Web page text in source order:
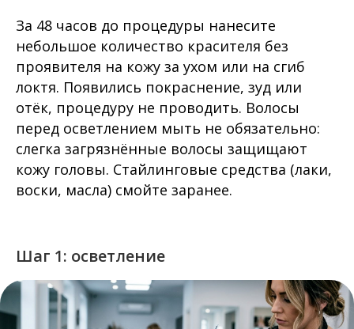
За 48 часов до процедуры нанесите
небольшое количество красителя без
проявителя на кожу за ухом или на сгиб
локтя. Появились покраснение, зуд или
отёк, процедуру не проводить. Волосы
перед осветлением мыть не обязательно:
слегка загрязнённые волосы защищают
кожу головы. Стайлинговые средства (лаки,
воски, масла) смойте заранее.
Шаг 1: осветление